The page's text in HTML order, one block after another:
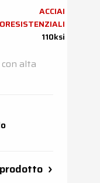
ACCIAI
110ksi
alta